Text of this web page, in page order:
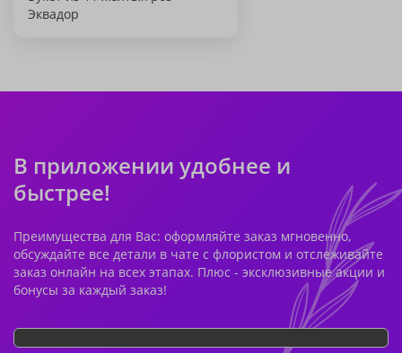
Эквадор
В приложении удобнее и
быстрее!
Преимущества для Вас: оформляйте заказ мгновенно,
обсуждайте все детали в чате с флористом и отслеживайте
заказ онлайн на всех этапах. Плюс - эксклюзивные акции и
бонусы за каждый заказ!